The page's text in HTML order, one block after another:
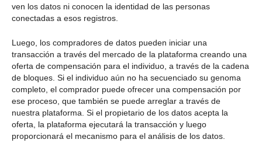
ven los datos ni conocen la identidad de las personas
conectadas a esos registros.
Luego, los compradores de datos pueden iniciar una
transacción a través del mercado de la plataforma creando una
oferta de compensación para el individuo, a través de la cadena
de bloques. Si el individuo aún no ha secuenciado su genoma
completo, el comprador puede ofrecer una compensación por
ese proceso, que también se puede arreglar a través de
nuestra plataforma. Si el propietario de los datos acepta la
oferta, la plataforma ejecutará la transacción y luego
proporcionará el mecanismo para el análisis de los datos.